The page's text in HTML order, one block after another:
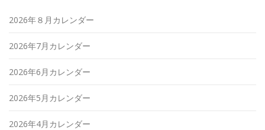
2026年８月カレンダー
2026年7月カレンダー
2026年6月カレンダー
2026年5月カレンダー
2026年4月カレンダー